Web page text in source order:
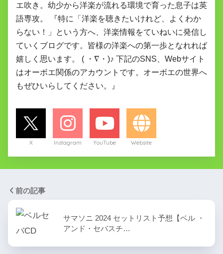
エ吹き。幼少から洋楽が流れる環境で育った息子は英
語専攻。 『特に「洋楽を聴きたいけれど、よくわか
らない！」という方へ、洋楽情報をていねいに発信し
ていくブログです。皆様の洋楽への第一歩となれれば
嬉しく思います。 ( ・∇・)♪ 下記のSNS、Webサイト
はオーボエ関係のアカウントです。オーボエの世界へ
もぜひいらしてください。』
X Instagram YouTube Website
前の記事
サマソニ 2024 セットリスト予想【ベル ・
アンド・セバスチ…